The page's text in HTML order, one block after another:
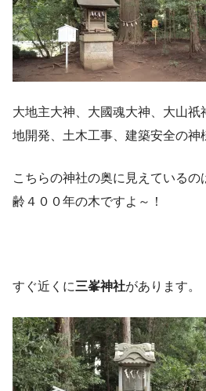
大地主大神、大國魂大神、大山祇
地開発、土木工事、建築安全の神
こちらの神社の奥に見えている
齢４００年の木ですよ～！
すぐ近くに三峯神社があります。